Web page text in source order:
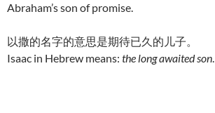
Abraham’s son of promise.
以撒的名字的意思是期待已久的儿子。
Isaac in Hebrew means: the long awaited son.